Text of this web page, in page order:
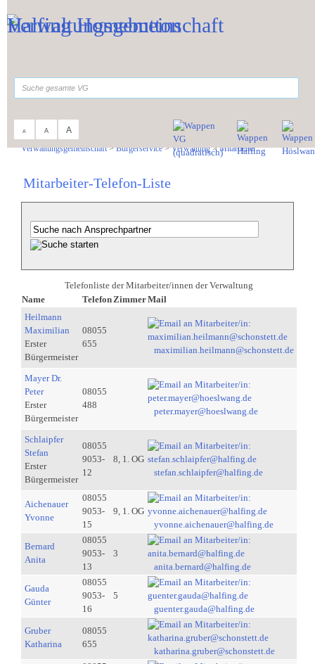
A A A
Verwaltungsgemeinschaft>Bürgerservice>Verwaltung>Mitarbeiter
Mitarbeiter-Telefon-Liste
Telefonliste der Mitarbeiter/innen der Verwaltung
Name
Telefon ZimmerMail
Heilmann
Maximilian
Erster
Bürgermeister
08055
655
maximilian.heilmann@schonstett.de
Mayer Dr.
Peter
Erster
Bürgermeister
08055
488
peter.mayer@hoeslwang.de
Schlaipfer
Stefan
Erster
Bürgermeister
08055
9053-
12
8, 1. OG
stefan.schlaipfer@halfing.de
Aichenauer
Yvonne
08055
9053-
15
9, 1. OG
yvonne.aichenauer@halfing.de
Bernard
Anita
08055
9053-
13
3
anita.bernard@halfing.de
Gauda
Günter
08055
9053-
16
5
guenter.gauda@halfing.de
Gruber
Katharina
08055
655
katharina.gruber@schonstett.de